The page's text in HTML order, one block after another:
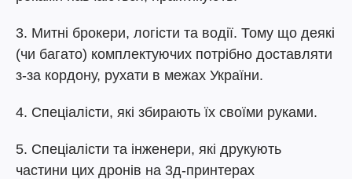
3. Митні брокери, логісти та водії. Тому що деякі
(чи багато) комплектуючих потрібно доставляти
з-за кордону, рухати в межах України.
4. Спеціалісти, які збирають їх своїми руками.
5. Спеціалісти та інженери, які друкують
частини цих дронів на 3д-принтерах